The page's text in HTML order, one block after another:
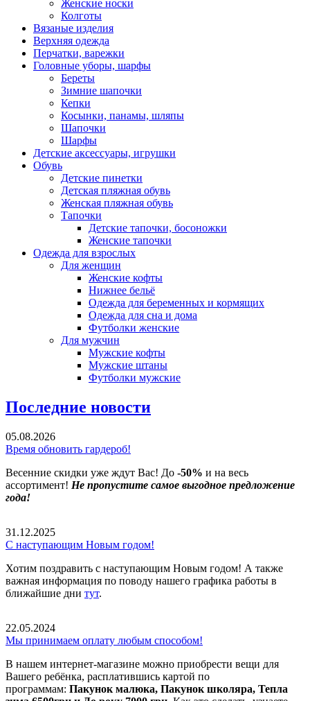
Женские носки
Колготы
Вязаные изделия
Верхняя одежда
Перчатки, варежки
Головные уборы, шарфы
Береты
Зимние шапочки
Кепки
Косынки, панамы, шляпы
Шапочки
Шарфы
Детские аксессуары, игрушки
Обувь
Детские пинетки
Детская пляжная обувь
Женская пляжная обувь
Тапочки
Детские тапочки, босоножки
Женские тапочки
Одежда для взрослых
Для женщин
Женские кофты
Нижнее бельё
Одежда для беременных и кормящих
Одежда для сна и дома
Футболки женские
Для мужчин
Мужские кофты
Мужские штаны
Футболки мужские
Последние новости
05.08.2026
Время обновить гардероб!
Весенние скидки уже ждут Вас! До -50% и на весь
ассортимент! Не пропустите самое выгодное предложение
года!
31.12.2025
С наступающим Новым годом!
Хотим поздравить с наступающим Новым годом! А также
важная информация по поводу нашего графика работы в
ближайшие дни тут.
22.05.2024
Мы принимаем оплату любым способом!
В нашем интернет-магазине можно приобрести вещи для
Вашего ребёнка, расплатившись картой по
программам: Пакунок малюка, Пакунок школяра, Тепла